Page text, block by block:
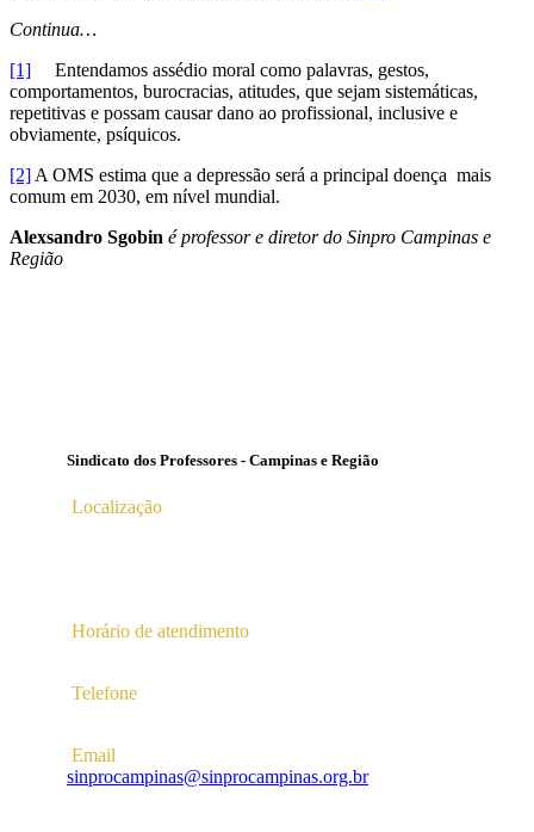
Continua…
[1] Entendamos assédio moral como palavras, gestos,
comportamentos, burocracias, atitudes, que sejam sistemáticas,
repetitivas e possam causar dano ao profissional, inclusive e
obviamente, psíquicos.
[2] A OMS estima que a depressão será a principal doença mais
comum em 2030, em nível mundial.
Alexsandro Sgobin é professor e diretor do Sinpro Campinas e
Região
Sindicato dos Professores - Campinas e Região
Localização
Horário de atendimento
Telefone
Email
sinprocampinas@sinprocampinas.org.br